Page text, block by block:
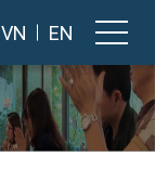
VN EN